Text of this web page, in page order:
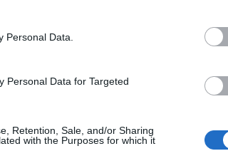
Personal Data.
Personal Data for Targeted
Retention, Sale, and/or Sharing
with the Purposes for which it